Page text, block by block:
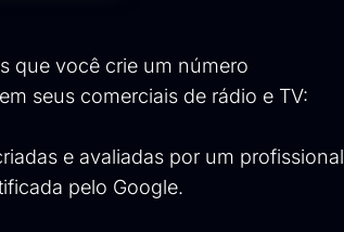
que você crie um número
seus comerciais de rádio e TV:
e avaliadas por um profissional
pelo Google.